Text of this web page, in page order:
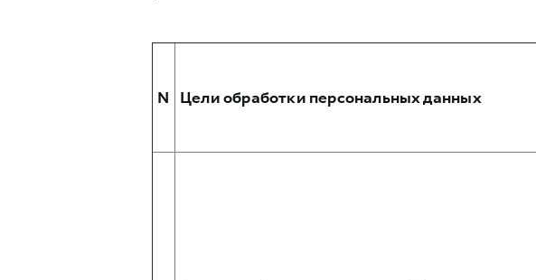
N Цели обработки персональных данных